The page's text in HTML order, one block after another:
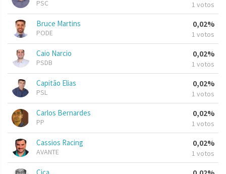
PSC 1 votos
Bruce Martins
PODE
0,02%
1 votos
Caio Narcio
PSDB
0,02%
1 votos
Capitão Elias
PSL
0,02%
1 votos
Carlos Bernardes
PP
0,02%
1 votos
Cassios Racing
AVANTE
0,02%
1 votos